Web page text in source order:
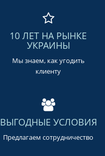
10 ЛЕТ НА РЫНКЕ
УКРАИНЫ
Мы знаем, как угодить
клиенту
ВЫГОДНЫЕ УСЛОВИЯ
Предлагаем сотрудничество